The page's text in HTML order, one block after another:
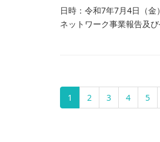
日時：令和7年7月4日（
ネットワーク事業報告及
1 2 3 4 5